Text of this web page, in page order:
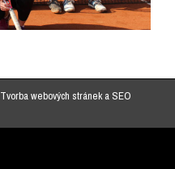
Tvorba webových stráneka SEO